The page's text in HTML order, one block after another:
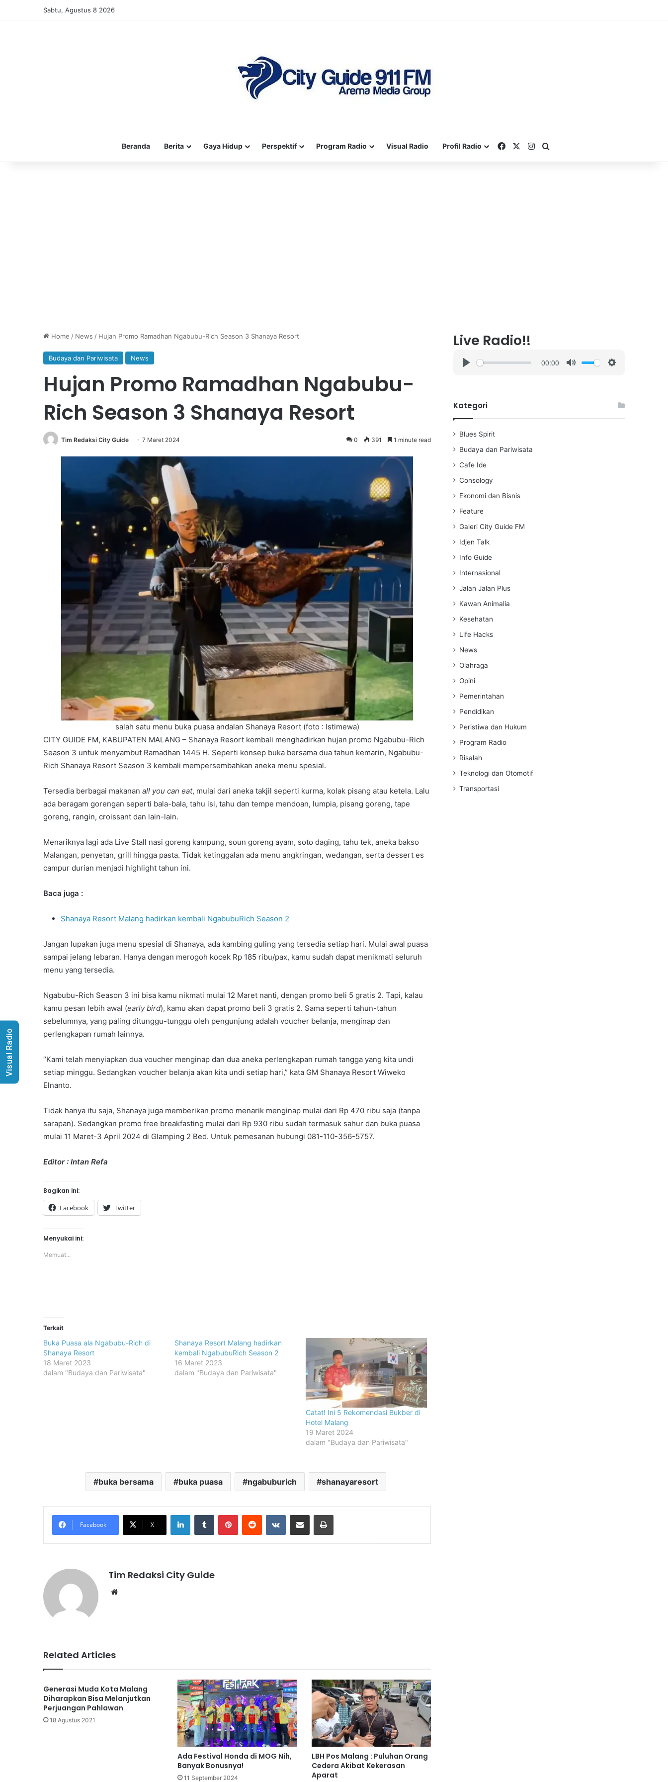
Sabtu, Agustus 8 2026
Beranda Berita Gaya Hidup Perspektif Program Radio Visual Radio Profil Radio FacebookInstagram
Home / News / Hujan Promo Ramadhan Ngabubu-Rich Season 3 Shanaya Resort
Budaya dan Pariwisata News
Hujan Promo Ramadhan Ngabubu-
Rich Season 3 Shanaya Resort
Tim Redaksi City Guide 7 Maret 2024 0 391 1 minute read
salah satu menu buka puasa andalan Shanaya Resort (foto : Istimewa)
CITY GUIDE FM, KABUPATEN MALANG – Shanaya Resort kembali menghadirkan hujan promo Ngabubu-Rich
Season 3 untuk menyambut Ramadhan 1445 H. Seperti konsep buka bersama dua tahun kemarin, Ngabubu-
Rich Shanaya Resort Season 3 kembali mempersembahkan aneka menu spesial.
Tersedia berbagai makanan all you can eat, mulai dari aneka takjil seperti kurma, kolak pisang atau ketela. Lalu
ada beragam gorengan seperti bala-bala, tahu isi, tahu dan tempe mendoan, lumpia, pisang goreng, tape
goreng, rangin, croissant dan lain-lain.
Menariknya lagi ada Live Stall nasi goreng kampung, soun goreng ayam, soto daging, tahu tek, aneka bakso
Malangan, penyetan, grill hingga pasta. Tidak ketinggalan ada menu angkringan, wedangan, serta dessert es
campur durian menjadi highlight tahun ini.
Baca juga :
Shanaya Resort Malang hadirkan kembali NgabubuRich Season 2
Jangan lupakan juga menu spesial di Shanaya, ada kambing guling yang tersedia setiap hari. Mulai awal puasa
sampai jelang lebaran. Hanya dengan merogoh kocek Rp 185 ribu/pax, kamu sudah dapat menikmati seluruh
menu yang tersedia.
Ngabubu-Rich Season 3 ini bisa kamu nikmati mulai 12 Maret nanti, dengan promo beli 5 gratis 2. Tapi, kalau
kamu pesan lebih awal (early bird), kamu akan dapat promo beli 3 gratis 2. Sama seperti tahun-tahun
sebelumnya, yang paling ditunggu-tunggu oleh pengunjung adalah voucher belanja, menginap dan
perlengkapan rumah lainnya.
“Kami telah menyiapkan dua voucher menginap dan dua aneka perlengkapan rumah tangga yang kita undi
setiap minggu. Sedangkan voucher belanja akan kita undi setiap hari,” kata GM Shanaya Resort Wiweko
Elnanto.
Tidak hanya itu saja, Shanaya juga memberikan promo menarik menginap mulai dari Rp 470 ribu saja (tanpa
sarapan). Sedangkan promo free breakfasting mulai dari Rp 930 ribu sudah termasuk sahur dan buka puasa
mulai 11 Maret-3 April 2024 di Glamping 2 Bed. Untuk pemesanan hubungi 081-110-356-5757.
Editor : Intan Refa
Bagikan ini:
Facebook Twitter
Menyukai ini:
Memuat...
Terkait
Buka Puasa ala Ngabubu-Rich di
Shanaya Resort
18 Maret 2023
dalam "Budaya dan Pariwisata"
Shanaya Resort Malang hadirkan
kembali NgabubuRich Season 2
16 Maret 2023
dalam "Budaya dan Pariwisata"
Catat! Ini 5 Rekomendasi Bukber di
Hotel Malang
19 Maret 2024
dalam "Budaya dan Pariwisata"
buka bersama buka puasa ngabuburich shanayaresort
Facebook X
LinkedInTumblr PinterestReddit VKontakteShare via Email Print
Tim Redaksi City Guide
Related Articles
Generasi Muda Kota Malang
Diharapkan Bisa Melanjutkan
Perjuangan Pahlawan
18 Agustus 2021
Ada Festival Honda di MOG Nih,
Banyak Bonusnya!
11 September 2024
LBH Pos Malang : Puluhan Orang
Cedera Akibat Kekerasan
Aparat
Live Radio!!
y
00:00
i
Kategori
Blues Spirit
Budaya dan Pariwisata
Cafe Ide
Consology
Ekonomi dan Bisnis
Feature
Galeri City Guide FM
Idjen Talk
Info Guide
Internasional
Jalan Jalan Plus
Kawan Animalia
Kesehatan
Life Hacks
News
Olahraga
Opini
Pemerintahan
Pendidikan
Peristiwa dan Hukum
Program Radio
Risalah
Teknologi dan Otomotif
Transportasi
Visual Radio